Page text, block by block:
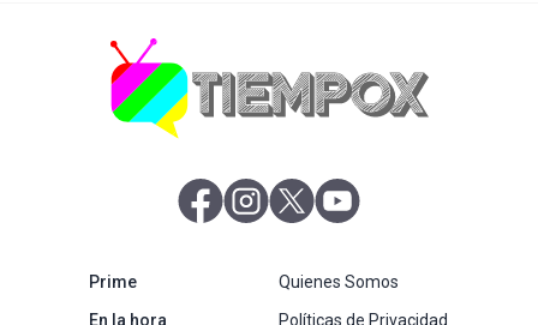
abre en nueva pestaña
abre en nueva pestaña
abre en nueva pestaña
Primeabre en nueva pestaña
En la horaabre en nueva pestaña
Quienes Somos
Políticas de Privacidad